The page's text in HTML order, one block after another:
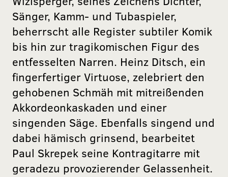
Sänger, Kamm- und Tubaspieler,
beherrscht alle Register subtiler Komik
bis hin zur tragikomischen Figur des
entfesselten Narren. Heinz Ditsch, ein
fingerfertiger Virtuose, zelebriert den
gehobenen Schmäh mit mitreißenden
Akkordeonkaskaden und einer
singenden Säge. Ebenfalls singend und
dabei hämisch grinsend, bearbeitet
Paul Skrepek seine Kontragitarre mit
geradezu provozierender Gelassenheit.